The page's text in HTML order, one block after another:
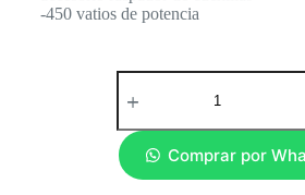
-450 vatios de potencia
Comprar por